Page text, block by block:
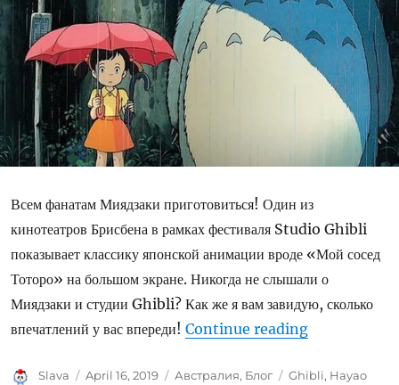
Всем фанатам Миядзаки приготовиться! Один из
кинотеатров Брисбена в рамках фестиваля Studio Ghibli
показывает классику японской анимации вроде «Мой сосед
Тоторо» на большом экране. Никогда не слышали о
Миядзаки и студии Ghibli? Как же я вам завидую, сколько
впечатлений у вас впереди!Continue reading“Фестиваль
Author
Slava
Posted
April 16, 2019 Categories
Австралия, Блог Tags
Ghibli, Hayao